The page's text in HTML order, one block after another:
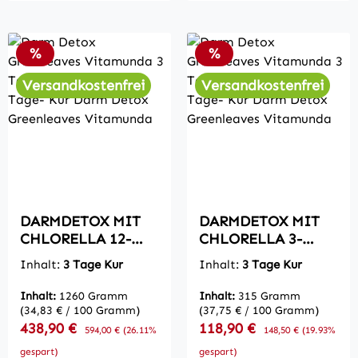
Rabatt
%
Versandkostenfrei
DARMDETOX MIT
CHLORELLA 12-
Tage-Kur Darmkur
zur Darmreinigung
Inhalt: 3 Tage Kur
Inhalt: 1260 Gramm
(34,83 € / 100 Gramm)
Verkaufspreis:
438,90 € Regulärer Preis:
594,00 € (26.11%
gespart)
Rabatt
%
Versandkostenfrei
DARMDETOX MIT
CHLORELLA 3-
Tage-Kur Darmkur
zur Darmreinigung
Inhalt: 3 Tage Kur
Inhalt: 315 Gramm
(37,75 € / 100 Gramm)
Verkaufspreis:
118,90 € Regulärer Preis:
148,50 € (19.93%
gespart)